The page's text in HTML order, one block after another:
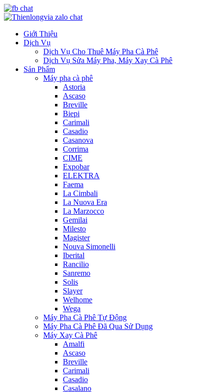
Giới Thiệu
Dịch Vụ
Dịch Vụ Cho Thuê Máy Pha Cà Phê
Dịch Vụ Sửa Máy Pha, Máy Xay Cà Phê
Sản Phẩm
Máy pha cà phê
Astoria
Ascaso
Breville
Biepi
Carimali
Casadio
Casanova
Corrima
CIME
Expobar
ELEKTRA
Faema
La Cimbali
La Nuova Era
La Marzocco
Gemilai
Milesto
Magister
Nouva Simonelli
Iberital
Rancilio
Sanremo
Solis
Slayer
Welhome
Wega
Máy Pha Cà Phê Tự Động
Máy Pha Cà Phê Đã Qua Sử Dụng
Máy Xay Cà Phê
Amalfi
Ascaso
Breville
Carimali
Casadio
Casalano